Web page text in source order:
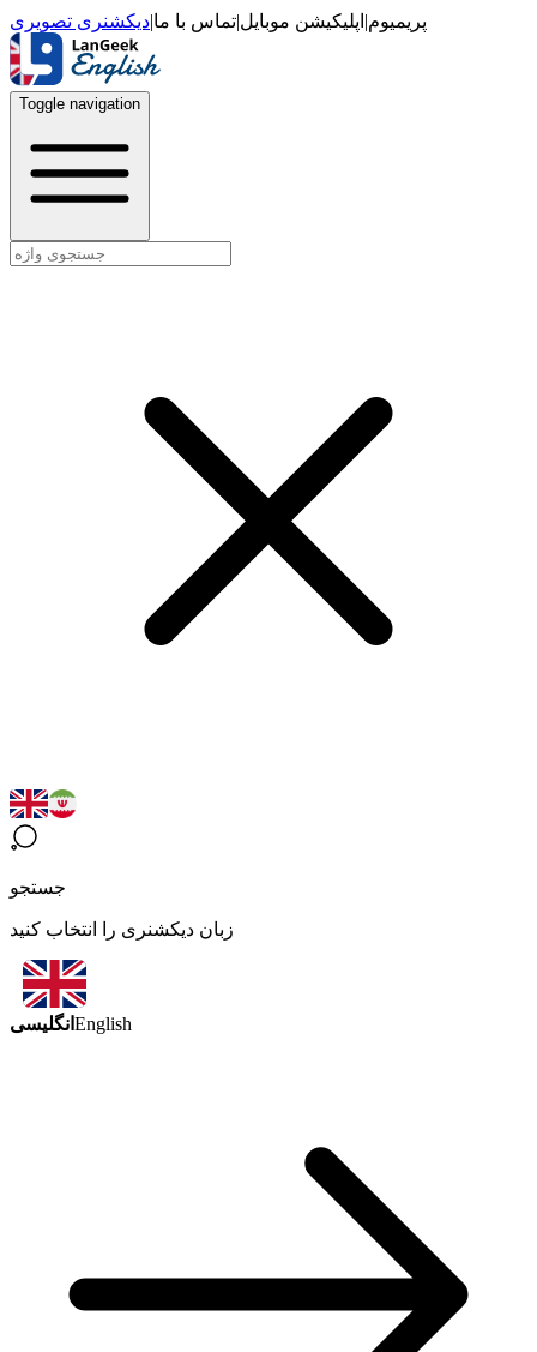
پریمیوم| اپلیکیشن موبایل|تماس با ما|دیکشنری تصویری
Toggle navigation
جستجو
زبان دیکشنری را انتخاب کنید
انگلیسی English